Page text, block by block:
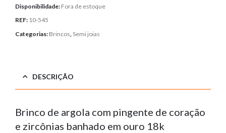
Disponibilidade: Fora de estoque
REF: 10-545
Categorias: Brincos,Semi joias
DESCRIÇÃO
Brinco de argola com pingente de coração
e zircônias banhado em ouro 18k